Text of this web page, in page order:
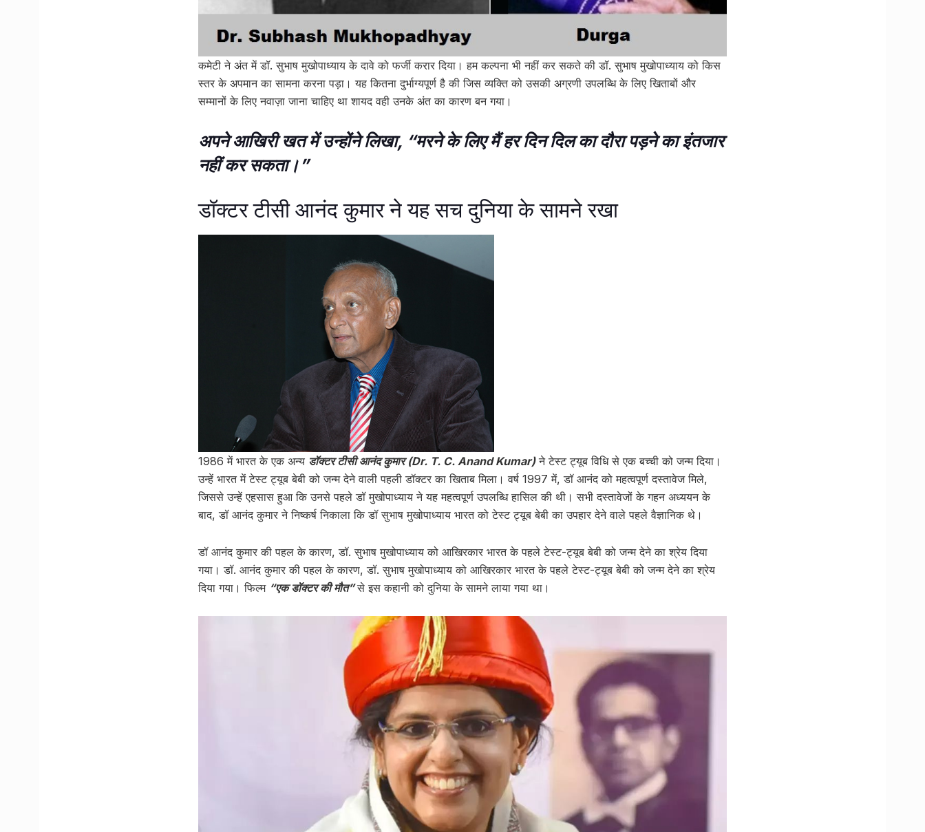
कमेटी ने अंत में डॉ. सुभाष मुखोपाध्याय के दावे को फर्जी करार दिया। हम कल्पना भी नहीं कर सकते की डॉ. सुभाष मुखोपाध्याय को किस
स्तर के अपमान का सामना करना पड़ा। यह कितना दुर्भाग्यपूर्ण है की जिस व्यक्ति को उसकी अग्रणी उपलब्धि के लिए खिताबों और
सम्मानों के लिए नवाज़ा जाना चाहिए था शायद वही उनके अंत का कारण बन गया।
अपने आखिरी खत में उन्होंने लिखा, “मरने के लिए मैं हर दिन दिल का दौरा पड़ने का इंतजार
नहीं कर सकता।”
डॉक्टर टीसी आनंद कुमार ने यह सच दुनिया के सामने रखा
1986 में भारत के एक अन्य डॉक्टर टीसी आनंद कुमार (Dr. T. C. Anand Kumar)ने टेस्ट ट्यूब विधि से एक बच्ची को जन्म दिया।
उन्हें भारत में टेस्ट ट्यूब बेबी को जन्म देने वाली पहली डॉक्टर का खिताब मिला। वर्ष 1997 में, डॉ आनंद को महत्वपूर्ण दस्तावेज मिले,
जिससे उन्हें एहसास हुआ कि उनसे पहले डॉ मुखोपाध्याय ने यह महत्वपूर्ण उपलब्धि हासिल की थी। सभी दस्तावेजों के गहन अध्ययन के
बाद, डॉ आनंद कुमार ने निष्कर्ष निकाला कि डॉ सुभाष मुखोपाध्याय भारत को टेस्ट ट्यूब बेबी का उपहार देने वाले पहले वैज्ञानिक थे।
डॉ आनंद कुमार की पहल के कारण, डॉ. सुभाष मुखोपाध्याय को आखिरकार भारत के पहले टेस्ट-ट्यूब बेबी को जन्म देने का श्रेय दिया
गया। डॉ. आनंद कुमार की पहल के कारण, डॉ. सुभाष मुखोपाध्याय को आखिरकार भारत के पहले टेस्ट-ट्यूब बेबी को जन्म देने का श्रेय
दिया गया। फिल्म “एक डॉक्टर की मौत”से इस कहानी को दुनिया के सामने लाया गया था।